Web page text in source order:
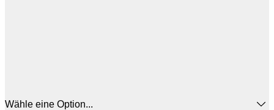
Wähle eine Option...